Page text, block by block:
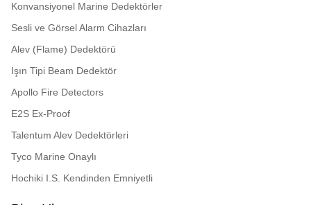
Konvansiyonel Marine Dedektörler
Sesli ve Görsel Alarm Cihazları
Alev (Flame) Dedektörü
Işın Tipi Beam Dedektör
Apollo Fire Detectors
E2S Ex-Proof
Talentum Alev Dedektörleri
Tyco Marine Onaylı
Hochiki I.S. Kendinden Emniyetli